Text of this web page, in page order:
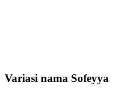
Variasi nama Sofeyya